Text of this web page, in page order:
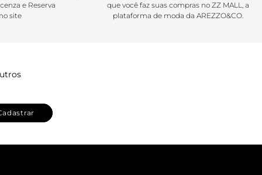
e Reserva
site
que você faz suas compras no ZZ MALL, a
plataforma de moda da AREZZO&CO.